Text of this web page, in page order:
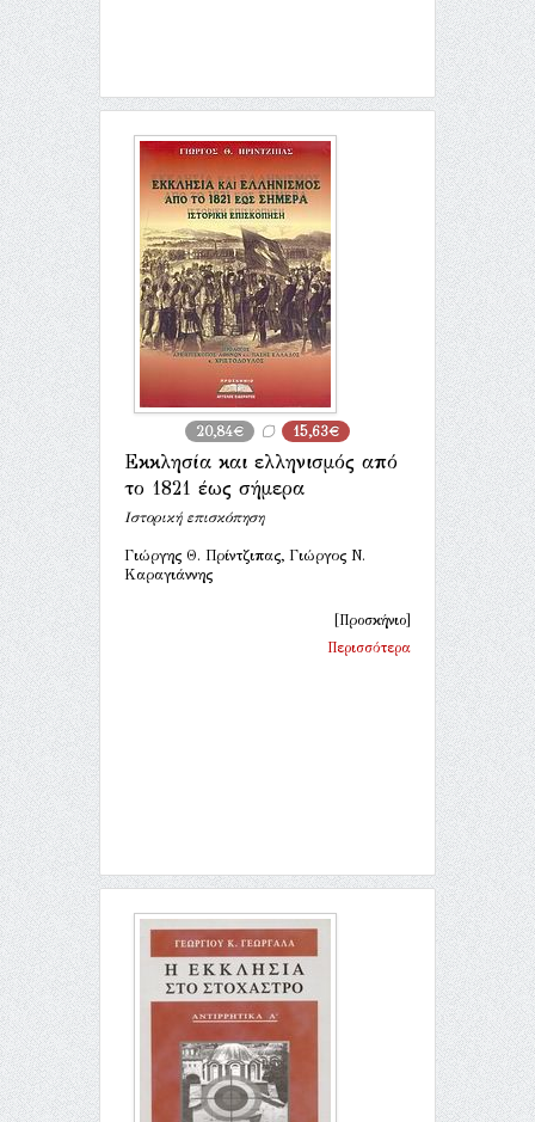
20,84€ 15,63€
Εκκλησία και ελληνισμός από
το 1821 έως σήμερα
Ιστορική επισκόπηση
Γιώργης Θ. Πρίντζιπας, Γιώργος Ν.
Καραγιάννης
[Προσκήνιο]
Περισσότερα